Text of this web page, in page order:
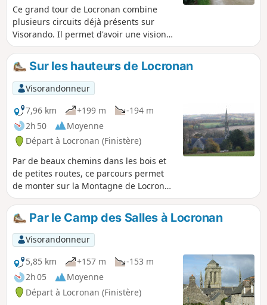
Ce grand tour de Locronan combine
plusieurs circuits déjà présents sur
Visorando. Il permet d'avoir une vision
plus globale de la cité elle-même ainsi
que de sa campagne et de son
environnement boisé.
Sur les hauteurs de Locronan
Visorandonneur
7,96 km
+199 m
-194 m
2h 50
Moyenne
Départ à Locronan (Finistère)
Par de beaux chemins dans les bois et
de petites routes, ce parcours permet
de monter sur la Montagne de Locronan
où est située la petite Chapelle ar Sonj,
étape incontournable des différentes
troménies : point de vue sur Locronan et
toute la région du Porzay du Ménez
Hom à la Baie de Douarnenez. Ce circuit
se prolonge par la descente dans le bois
pour arriver à l'Imposante Chapelle
Saint-Thélau et de revenir ensuite par le
centre historique de Locronan.
Par le Camp des Salles à Locronan
Visorandonneur
5,85 km
+157 m
-153 m
2h 05
Moyenne
Départ à Locronan (Finistère)